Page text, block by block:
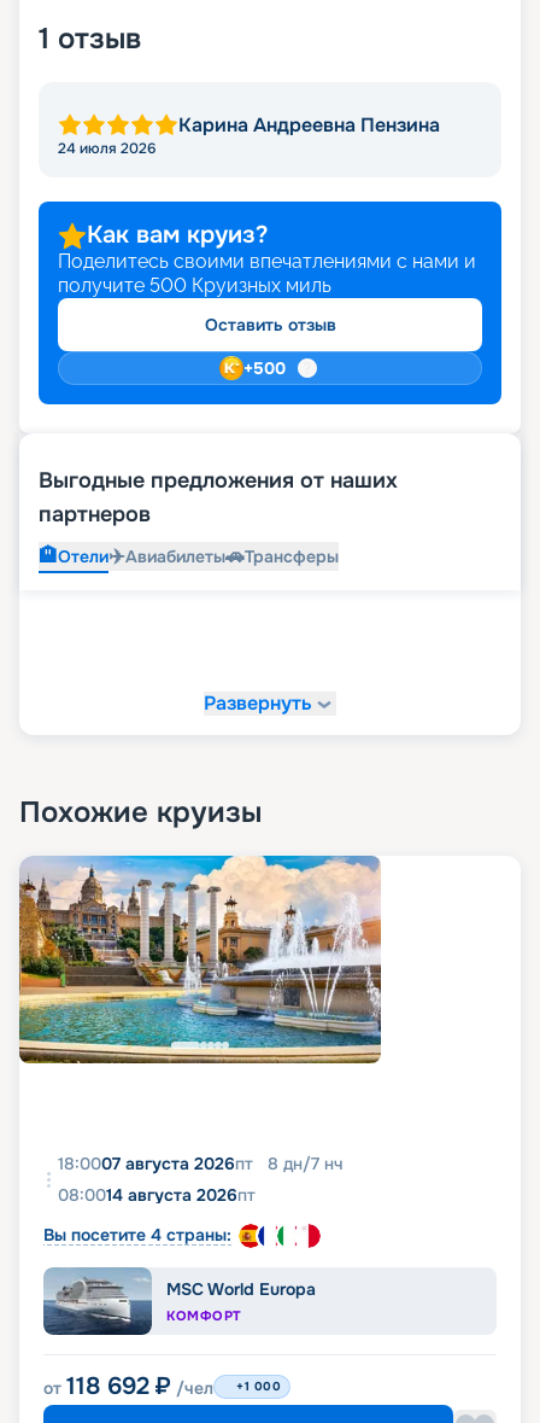
1 отзыв
Карина Андреевна Пензина
24 июля 2026
Как вам круиз?
Поделитесь своими впечатлениями с нами и
получите 500 Круизных миль
Оставить отзыв
+500
Выгодные предложения от наших
партнеров
🏨Отели✈️Авиабилеты🚗Трансферы
Развернуть
Похожие круизы
18:0007 августа 2026пт 8 дн/7 нч
08:0014 августа 2026пт
Вы посетите 4 страны:
MSC World Europa
КОМФОРТ
от 118 692 ₽ /чел +1 000